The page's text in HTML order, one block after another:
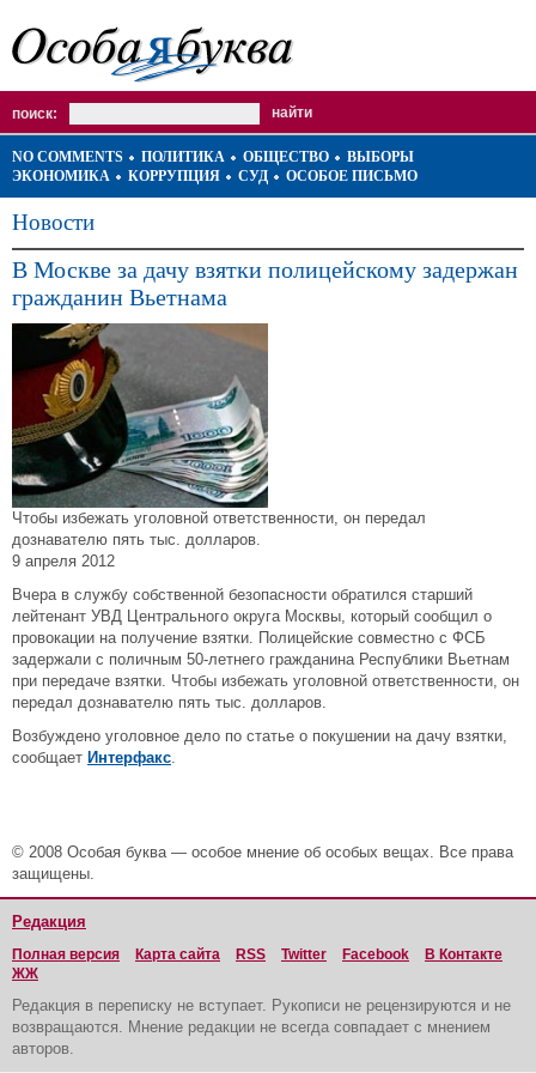
поиск:
NO COMMENTS ПОЛИТИКА ОБЩЕСТВО
ВЫБОРЫ
ЭКОНОМИКА
КОРРУПЦИЯ СУД ОСОБОЕ ПИСЬМО
Новости
В Москве за дачу взятки полицейскому задержан
гражданин Вьетнама
Чтобы избежать уголовной ответственности, он передал
дознавателю пять тыс. долларов.
9 апреля 2012
Вчера в службу собственной безопасности обратился старший
лейтенант УВД Центрального округа Москвы, который сообщил о
провокации на получение взятки. Полицейские совместно с ФСБ
задержали с поличным 50-летнего гражданина Республики Вьетнам
при передаче взятки. Чтобы избежать уголовной ответственности, он
передал дознавателю пять тыс. долларов.
Возбуждено уголовное дело по статье о покушении на дачу взятки,
сообщает Интерфакс.
© 2008 Особая буква — особое мнение об особых вещах. Все права
защищены.
Редакция
Полная версия Карта сайта RSS Twitter Facebook
В Контакте
ЖЖ
Редакция в переписку не вступает. Рукописи не рецензируются и не
возвращаются. Мнение редакции не всегда совпадает с мнением
авторов.